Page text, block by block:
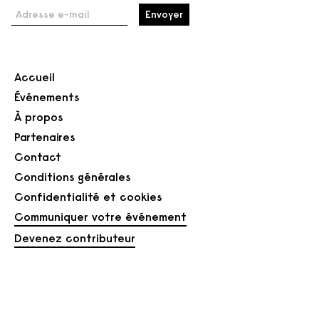
Adresse e-mail
Accueil
Événements
À propos
Partenaires
Contact
Conditions générales
Confidentialité et cookies
Communiquer votre événement
Devenez contributeur